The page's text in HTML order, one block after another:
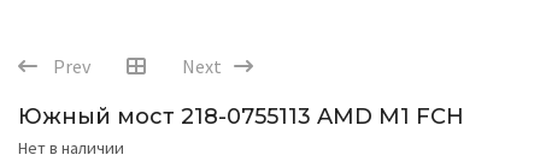
Prev Next
Южный мост 218-0755113 AMD M1 FCH
Нет в наличии